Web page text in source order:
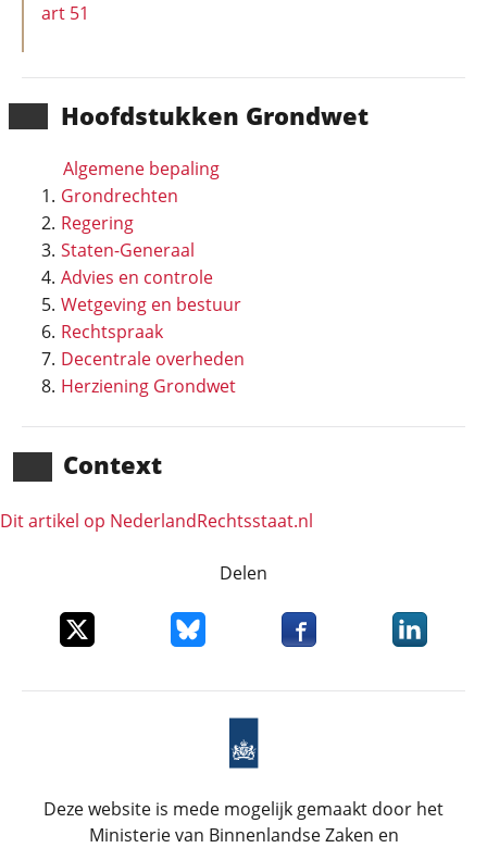
Hoofd­stukken Grondwet
Algemene bepaling
Grondrechten
Regering
Staten-Generaal
Advies en controle
Wetgeving en bestuur
Rechtspraak
Decentrale overheden
Herziening Grondwet
Context
Dit artikel op NederlandRechts­staat.nl
art 51
Delen
Deel dit item op XDeel dit item op Bluesky
Deel dit item opDeel dit
Deze website is mede mogelijk gemaakt door het
Ministerie van Binnenlandse Zaken en